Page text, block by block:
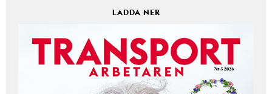
LADDA NER